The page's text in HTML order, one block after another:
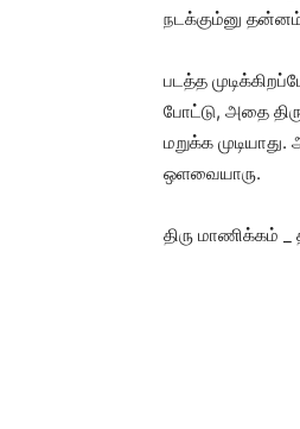
நடக்கும்னு
படத்த
போட்டு, அதை
மறுக்க
ஒளவையாரு.
திரு மாணிக்கம்